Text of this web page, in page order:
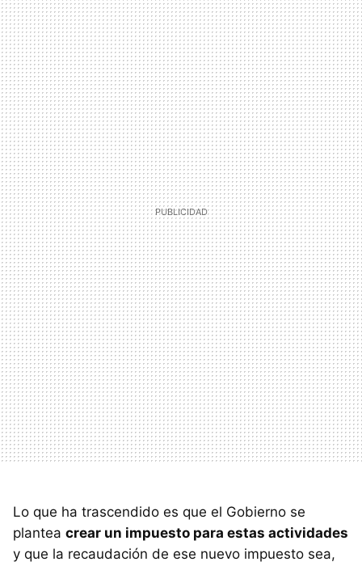
Lo que ha trascendido es que el Gobierno se
plantea crear un impuesto para estas actividades
y que la recaudación de ese nuevo impuesto sea,